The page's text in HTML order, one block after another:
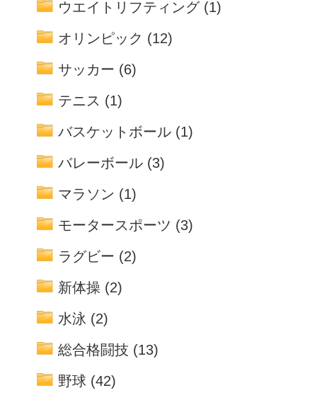
ウエイトリフティング(1)
オリンピック (12)
サッカー (6)
テニス (1)
バスケットボール (1)
バレーボール (3)
マラソン (1)
モータースポーツ (3)
ラグビー (2)
新体操 (2)
水泳 (2)
総合格闘技 (13)
野球 (42)